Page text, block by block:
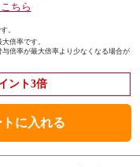
ちら
。
倍率です。
倍率が最大倍率より少なくなる場合が
ント3倍
トに入れる